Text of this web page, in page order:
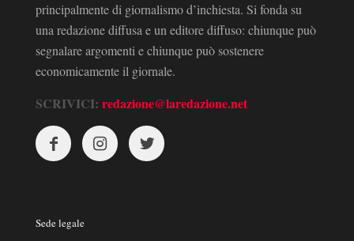
principalmente di giornalismo d’inchiesta. Si fonda su
una redazione diffusa e un editore diffuso: chiunque può
segnalare argomenti e chiunque può sostenere
economicamente il giornale.
SCRIVICI: redazione@laredazione.net
Sede legale